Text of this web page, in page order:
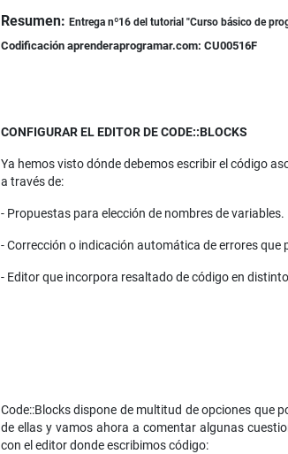
Detalles
Resumen: Entrega nº16 del tutorial "Curso básico de
Codificación aprenderaprogramar.com: CU00516F
CONFIGURAR EL EDITOR DE CODE::BLOCKS
Ya hemos visto dónde debemos escribir el código
a través de:
- Propuestas para elección de nombres de variables.
- Corrección o indicación automática de errores
- Editor que incorpora resaltado de código en
Code::Blocks dispone de multitud de opciones que
de ellas y vamos ahora a comentar algunas
con el editor donde escribimos código: